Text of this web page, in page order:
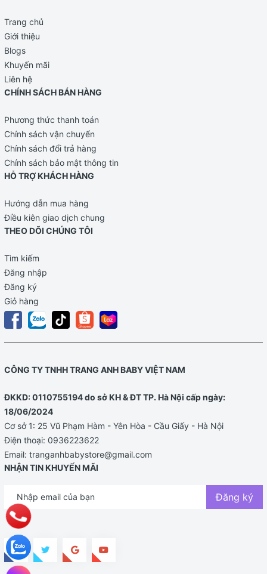
Trang chủ
Giới thiệu
Blogs
Khuyến mãi
Liên hệ
CHÍNH SÁCH BÁN HÀNG
Phương thức thanh toán
Chính sách vận chuyển
Chính sách đổi trả hàng
Chính sách bảo mật thông tin
HỖ TRỢ KHÁCH HÀNG
Hướng dẫn mua hàng
Điều kiên giao dịch chung
THEO DÕI CHÚNG TÔI
Tìm kiếm
Đăng nhập
Đăng ký
Giỏ hàng
CÔNG TY TNHH TRANG ANH BABY VIỆT NAM
ĐKKD: 0110755194 do sở KH & ĐT TP. Hà Nội cấp ngày:
18/06/2024
Cơ sở 1: 25 Vũ Phạm Hàm - Yên Hòa - Cầu Giấy - Hà Nội
Điện thoại: 0936223622
Email: tranganhbabystore@gmail.com
NHẬN TIN KHUYẾN MÃI
Đăng ký